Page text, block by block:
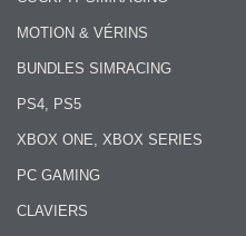
MOTION & VÉRINS
BUNDLES SIMRACING
PS4, PS5
XBOX ONE, XBOX SERIES
PC GAMING
CLAVIERS